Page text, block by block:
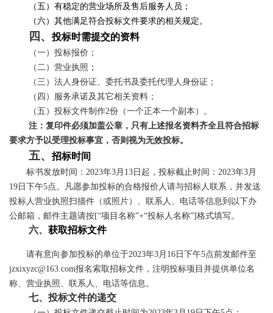
（五）有稳定的营业场所及售后服务人员；
（六）其他满足符合投标文件要求的相关规定。
四 、投标时需提交的资料
（一）投标报价；
（二）营业执照 ；
（三）法人身份证、委托书及委托代理人身份证；
（四）服务承诺及其它相关资料；
（五）投标文件制作2份（一个正本一个副本）。
注：复印件必须加盖公章，只有上述报名资料齐全且符合招标
要求方予以受理投标事宜，否则视为无效投标。
五、 招标时间
标书发放时间： 2023年3 月 13日起，投标截止时间： 2023年3 月
19日下午5点。凡愿参加投标的合格报价人请与招标人联系，并发送
投标人营业执照扫描件（或照片）、联系人、电话等信息到以下办
公邮箱，邮件主题请按[“项目名称”+“投标人名称”]格式填写。
六、 获取招标文件
请有意向参加投标的单位于2023年3 月 16日下午5点前发邮件至
jzxixyzc@163.com报名索取招标文件，注明投标项目并提供单位名
称、营业执照、联系人、电话等信息。
七、投标文件的递交